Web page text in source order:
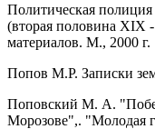
Политическая
(вторая половина XIX
материалов. М., 2000 г.
Попов М.Р. Записки
Поповский М. А.
Морозове",. "Молодая